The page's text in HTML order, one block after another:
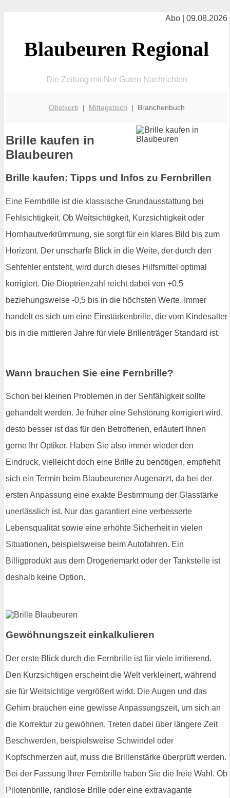
Abo | 09.08.2026
Blaubeuren Regional
Die Zeitung mit Nur Guten Nachrichten
Obstkorb | Mittagstisch | Branchenbuch
Brille kaufen in
Blaubeuren
Brille kaufen: Tipps und Infos zu Fernbrillen
Eine Fernbrille ist die klassische Grundausstattung bei
Fehlsichtigkeit. Ob Weitsichtigkeit, Kurzsichtigkeit oder
Hornhautverkrümmung, sie sorgt für ein klares Bild bis zum
Horizont. Der unscharfe Blick in die Weite, der durch den
Sehfehler entsteht, wird durch dieses Hilfsmittel optimal
korrigiert. Die Dioptrienzahl reicht dabei von +0,5
beziehungsweise -0,5 bis in die höchsten Werte. Immer
handelt es sich um eine Einstärkenbrille, die vom Kindesalter
bis in die mittleren Jahre für viele Brillenträger Standard ist.
Wann brauchen Sie eine Fernbrille?
Schon bei kleinen Problemen in der Sehfähigkeit sollte
gehandelt werden. Je früher eine Sehstörung korrigiert wird,
desto besser ist das für den Betroffenen, erläutert Ihnen
gerne Ihr Optiker. Haben Sie also immer wieder den
Eindruck, vielleicht doch eine Brille zu benötigen, empfiehlt
sich ein Termin beim Blaubeurener Augenarzt, da bei der
ersten Anpassung eine exakte Bestimmung der Glasstärke
unerlässlich ist. Nur das garantiert eine verbesserte
Lebensqualität sowie eine erhöhte Sicherheit in vielen
Situationen, beispielsweise beim Autofahren. Ein
Billigprodukt aus dem Drogeriemarkt oder der Tankstelle ist
deshalb keine Option.
Gewöhnungszeit einkalkulieren
Der erste Blick durch die Fernbrille ist für viele irritierend.
Den Kurzsichtigen erscheint die Welt verkleinert, während
sie für Weitsichtige vergrößert wirkt. Die Augen und das
Gehirn brauchen eine gewisse Anpassungszeit, um sich an
die Korrektur zu gewöhnen. Treten dabei über längere Zeit
Beschwerden, beispielsweise Schwindel oder
Kopfschmerzen auf, muss die Brillenstärke überprüft werden.
Bei der Fassung Ihrer Fernbrille haben Sie die freie Wahl. Ob
Pilotenbrille, randlose Brille oder eine extravagante